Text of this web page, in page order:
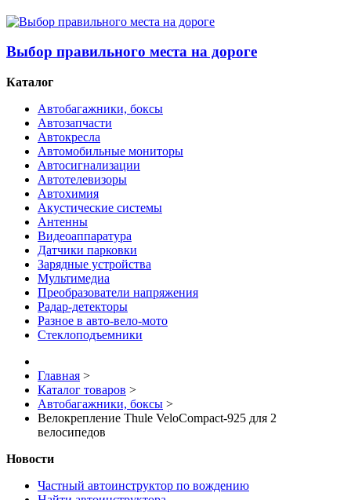
Выбор правильного места на дороге
Каталог
Автобагажники, боксы
Автозапчасти
Автокресла
Автомобильные мониторы
Автосигнализации
Автотелевизоры
Автохимия
Акустические системы
Антенны
Видеоаппаратура
Датчики парковки
Зарядные устройства
Мультимедиа
Преобразователи напряжения
Радар-детекторы
Разное в авто-вело-мото
Стеклоподъемники
Главная >
Каталог товаров >
Автобагажники, боксы >
Велокрепление Thule VeloCompact-925 для 2
велосипедов
Новости
Частный автоинструктор по вождению